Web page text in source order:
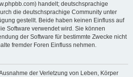
handelt; deutschsprachige
die deutschsprachige Community unter
gestellt. Beide haben keinen Einfluss auf
Software verwendet wird. Sie können
der Software für bestimmte Zwecke nicht
fremder Foren Einfluss nehmen.
der Verletzung von Leben, Körper